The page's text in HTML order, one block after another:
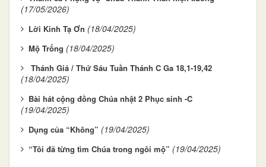
(17/05/2026)
Lời Kinh Tạ Ơn (18/04/2025)
Mộ Trống (18/04/2025)
Thánh Giá / Thứ Sáu Tuần Thánh C Ga 18,1-19,42
(18/04/2025)
Bài hát cộng đồng Chúa nhật 2 Phục sinh -C
(19/04/2025)
Dụng của “Không” (19/04/2025)
“Tôi đã từng tìm Chúa trong ngôi mộ” (19/04/2025)